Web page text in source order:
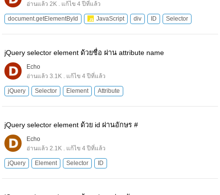
อ่านแล้ว 2K . แก้ไข 4 ปีที่แล้ว
document.getElementById JavaScript div ID Selector
jQuery selector element ด้วยชื่อ ผ่าน attribute name
Echo
อ่านแล้ว 3.1K . แก้ไข 4 ปีที่แล้ว
jQuery Selector Element Attribute
jQuery selector element ด้วย id ผ่านอักษร #
Echo
อ่านแล้ว 2.1K . แก้ไข 4 ปีที่แล้ว
jQuery Element Selector ID